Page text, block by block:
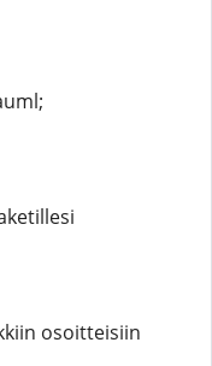
osoitteisiin